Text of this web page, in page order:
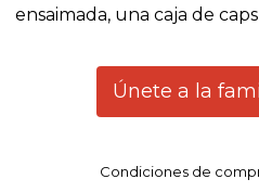
ensaimada, una caja de
Únete a la
Condiciones de